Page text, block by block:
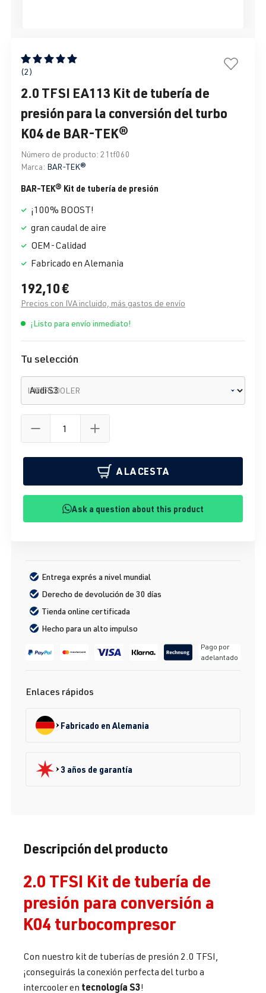
Calificación promedio de 5 de 5 estrellas
(2)
2.0 TFSI EA113 Kit de tubería de
presión para la conversión del turbo
K04 de BAR-TEK®
Número de producto: 21tf060
Marca: BAR-TEK®
BAR-TEK® Kit de tubería de presión
¡100% BOOST!
gran caudal de aire
OEM-Calidad
Fabricado en Alemania
192,10 €
Precios con IVA incluido, más gastos de envío
¡Listo para envío inmediato!
Tu selección
INTERCOOLER
A LA CESTA
Ask a question about this product
Entrega exprés a nivel mundial
Derecho de devolución de 30 días
Tienda online certificada
Hecho para un alto impulso
Pago por
adelantado
Enlaces rápidos
Fabricado en Alemania
3 años de garantía
Descripción del producto
2.0 TFSI Kit de tubería de
presión para conversión a
K04 turbocompresor
Con nuestro kit de tuberías de presión 2.0 TFSI,
¡conseguirás la conexión perfecta del turbo a
intercooler en tecnología S3!